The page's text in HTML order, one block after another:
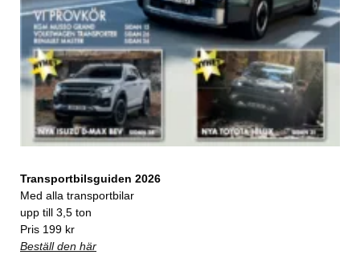
Transportbilsguiden 2026
Med alla transportbilar
upp till 3,5 ton
Pris 199 kr
Beställ den här